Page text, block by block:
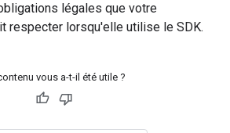
légales que votre
respecter lorsqu'elle utilise le SDK.
vous a-t-il été utile ?